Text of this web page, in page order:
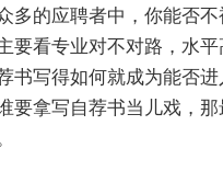
多的应聘者中，你能否
要看专业对不对路，水
书写得如何就成为能否
要拿写自荐书当儿戏，